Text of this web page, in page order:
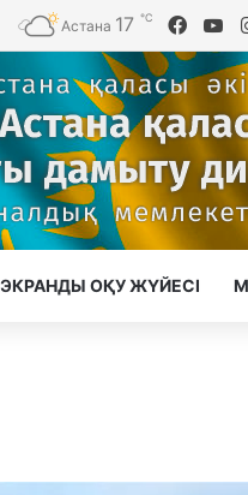
Астана 17 ℃
ЭКРАНДЫ ОҚУ ЖҮЙЕСІ